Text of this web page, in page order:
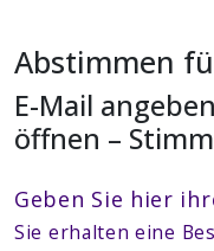
Abstimmen
E-Mail
öffnen –
Geben Sie hier
Sie erhalten eine